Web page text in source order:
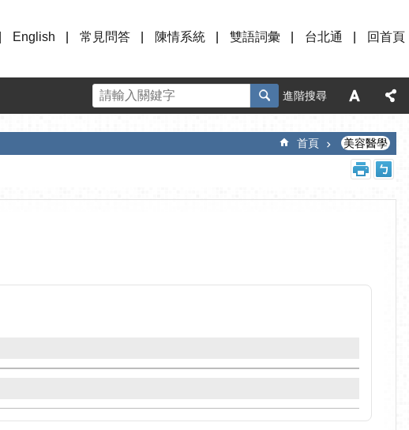
English 常見問答 陳情系統 雙語詞彙 台北通 回首頁
進階搜尋
首頁 美容醫學